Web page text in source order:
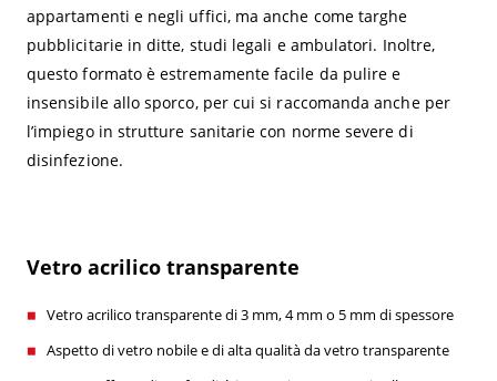
appartamenti e negli uffici, ma anche come targhe
pubblicitarie in ditte, studi legali e ambulatori. Inoltre,
questo formato è estremamente facile da pulire e
insensibile allo sporco, per cui si raccomanda anche per
l’impiego in strutture sanitarie con norme severe di
disinfezione.
Vetro acrilico transparente
Vetro acrilico transparente di 3 mm, 4 mm o 5 mm di spessore
Aspetto di vetro nobile e di alta qualità da vetro transparente